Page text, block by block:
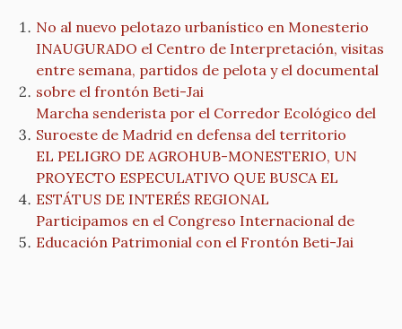
No al nuevo pelotazo urbanístico en Monesterio
INAUGURADO el Centro de Interpretación, visitas
entre semana, partidos de pelota y el documental
sobre el frontón Beti-Jai
Marcha senderista por el Corredor Ecológico del
Suroeste de Madrid en defensa del territorio
EL PELIGRO DE AGROHUB-MONESTERIO, UN
PROYECTO ESPECULATIVO QUE BUSCA EL
ESTÁTUS DE INTERÉS REGIONAL
Participamos en el Congreso Internacional de
Educación Patrimonial con el Frontón Beti-Jai